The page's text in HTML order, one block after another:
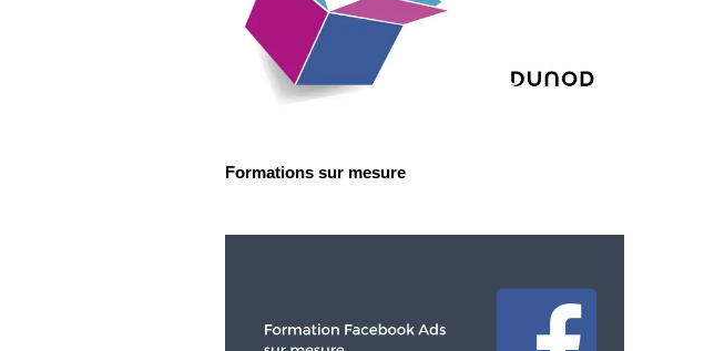
Formations sur mesure